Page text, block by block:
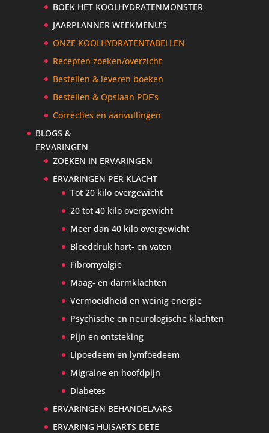
BOEK HET KOOLHYDRATENMONSTER
JAARPLANNER WEEKMENU’S
ONZE KOOLHYDRATENTABELLEN
Recepten zoeken/overzicht
Bestellen & leveren boeken
Bestellen & Opslaan PDF’s
Correcties en aanvullingen
BLOGS &
ERVARINGEN
ZOEKEN IN ERVARINGEN
ERVARINGEN PER KLACHT
Tot 20 kilo overgewicht
20 tot 40 kilo overgewicht
Meer dan 40 kilo overgewicht
Bloeddruk hart- en vaten
Fibromyalgie
Maag- en darmklachten
Vermoeidheid en weinig energie
Psychische en neurologische klachten
Pijn en ontsteking
Lipoedeem en lymfoedeem
Migraine en hoofdpijn
Diabetes
ERVARINGEN BEHANDELAARS
ERVARING HUISARTS DETE